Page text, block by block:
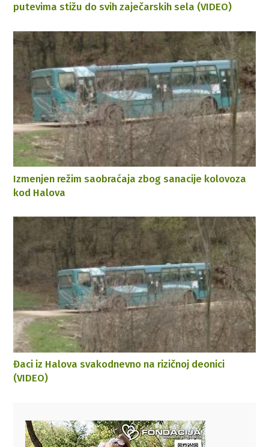
putevima stižu do svih zaječarskih sela (VIDEO)
Izmenjen režim saobraćaja zbog sanacije kolovoza
kod Halova
Đaci iz Halova svakodnevno na rizičnoj deonici
(VIDEO)